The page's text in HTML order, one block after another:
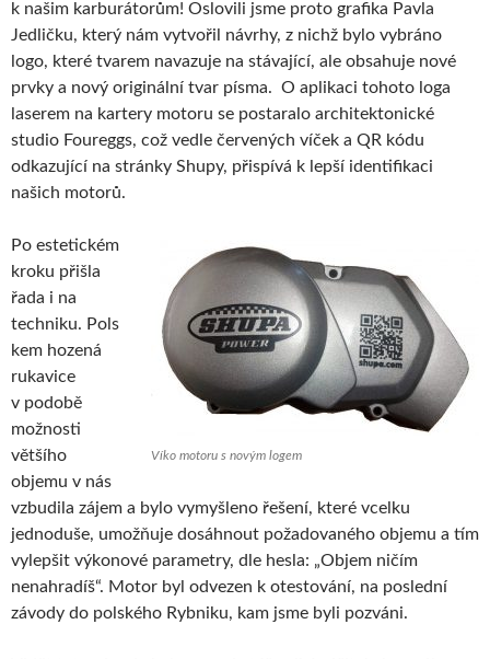
k našim karburátorům! Oslovili jsme proto grafika Pavla
Jedličku, který nám vytvořil návrhy, z nichž bylo vybráno
logo, které tvarem navazuje na stávající, ale obsahuje nové
prvky a nový originální tvar písma. O aplikaci tohoto loga
laserem na kartery motoru se postaralo architektonické
studio Foureggs, což vedle červených víček a QR kódu
odkazující na stránky Shupy, přispívá k lepší identifikaci
našich motorů.
Víko motoru s novým logem
Po estetickém
kroku přišla
řada i na
techniku. Pols
kem hozená
rukavice
v podobě
možnosti
většího
objemu v nás
vzbudila zájem a bylo vymyšleno řešení, které vcelku
jednoduše, umožňuje dosáhnout požadovaného objemu a tím
vylepšit výkonové parametry, dle hesla: „Objem ničím
nenahradíš“. Motor byl odvezen k otestování, na poslední
závody do polského Rybniku, kam jsme byli pozváni.